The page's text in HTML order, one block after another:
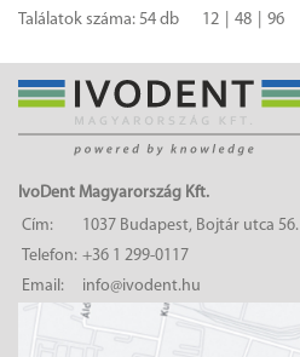
Találatok száma: 54 db 12 48 96
IvoDent Magyarország Kft.
Cím:
1037 Budapest, Bojtár utca 56.
Telefon: +36 1 299-0117
Email:
info@ivodent.hu